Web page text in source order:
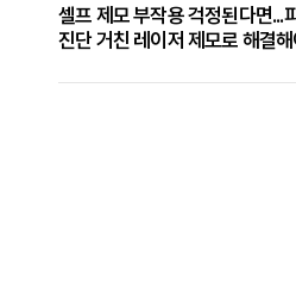
셀프 제모 부작용 걱정된다면...
진단 거친 레이저 제모로 해결